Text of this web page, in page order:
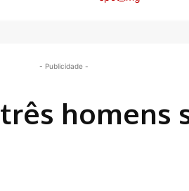
- Publicidade -
homens